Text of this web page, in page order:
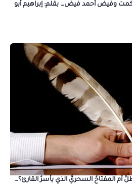
وفيض أحمد فيض… بقلم: إبراهيم أبو
أم المفتاحُ السحريُّ الذي يأسرُ القارئ؟…